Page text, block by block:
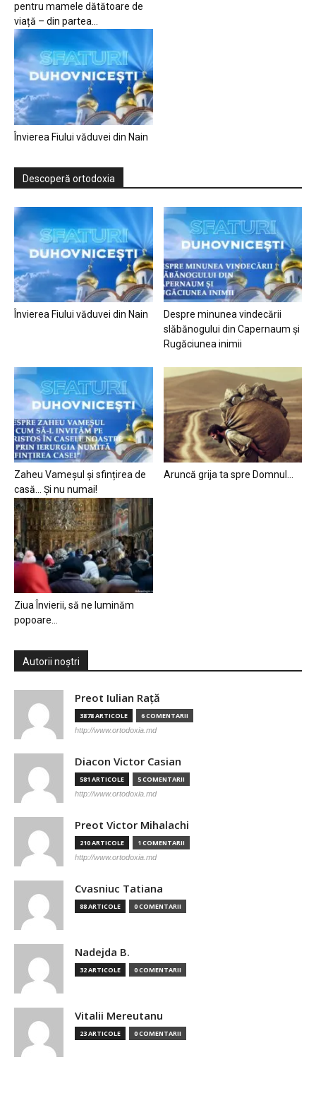
pentru mamele dătătoare de
viață – din partea...
Învierea Fiului văduvei din Nain
Descoperă ortodoxia
Învierea Fiului văduvei din Nain
Despre minunea vindecării
slăbănogului din Capernaum și
Rugăciunea inimii
Zaheu Vameșul și sfințirea de
casă… Și nu numai!
Aruncă grija ta spre Domnul…
Ziua Învierii, să ne luminăm
popoare…
Autorii noștri
Preot Iulian Raţă
3878 ARTICOLE 6 COMENTARII
http://www.ortodoxia.md
Diacon Victor Casian
581 ARTICOLE 5 COMENTARII
http://www.ortodoxia.md
Preot Victor Mihalachi
210 ARTICOLE 1 COMENTARII
http://www.ortodoxia.md
Cvasniuc Tatiana
88 ARTICOLE 0 COMENTARII
Nadejda B.
32 ARTICOLE 0 COMENTARII
Vitalii Mereutanu
23 ARTICOLE 0 COMENTARII